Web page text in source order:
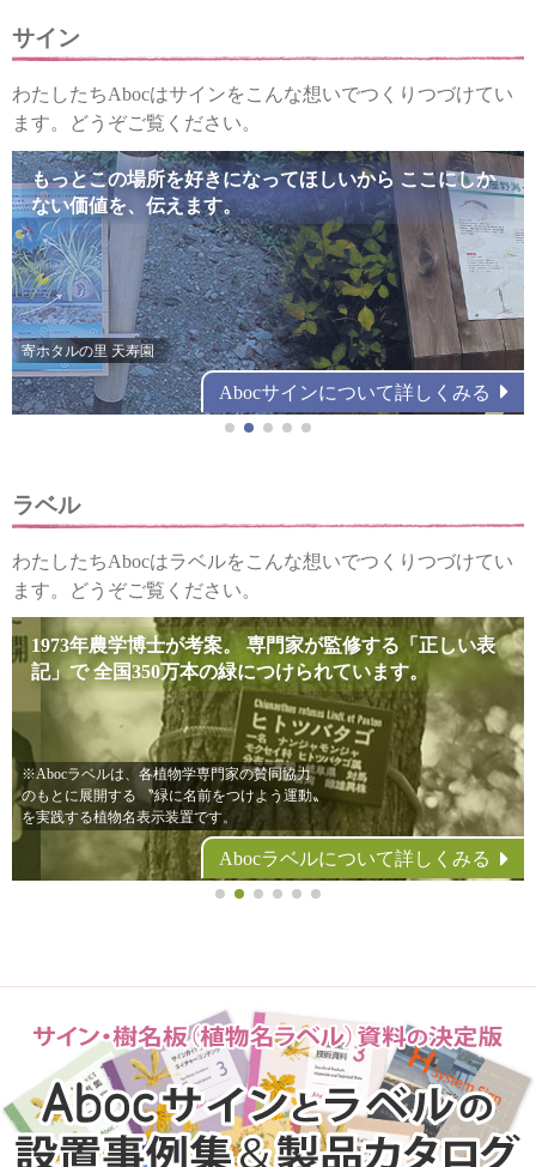
サイン
わたしたちAbocはサインをこんな想いでつくりつづけてい
ます。どうぞご覧ください。
サインとは人の歩くべき方向を教え導くもの。それな
らば、気持ちよく導かれたい。
(立松和平・作家）
秩父多摩甲斐国立公園 秋川渓谷 瀬音の湯
Abocサインについて詳しくみる
Abocは、公共緑地に「環境サイン」を確立し、普及さ
せた国内最初の専門メーカーです。
横浜市児童遊園地 やしろの森公園 日隠山
もっとこの場所を好きになってほしいから ここにしか
ない価値を、伝えます。
寄ホタルの里 天寿園
(立松和平・作家）
ラベル
わたしたちAbocはラベルをこんな想いでつくりつづけてい
ます。どうぞご覧ください。
この環境は、緑を想う心でつくられたもの。 おじいち
ゃん・おばあちゃんも守ってきたもの。ラベルは、そ
の心を伝え残すための「教科書」なのです。
Abocラベルについて詳しくみる
Abocは、公共緑地に『植物名ラベル』の標準仕様を確
立し、普及させた国内最初の専門メーカーです。
※Abocは『国際栽培植物命名規約』を
日本で初めて翻訳出版、当該規約に準じた
植物名ラベルを制作しています。
1973年農学博士が考案。 専門家が監修する「正しい表
記」で全国350万本の緑につけられています。
※Abocラベルは、各植物学専門家の賛同協力
のもとに展開する 〝緑に名前をつけよう運動〟
を実践する植物名表示装置です。